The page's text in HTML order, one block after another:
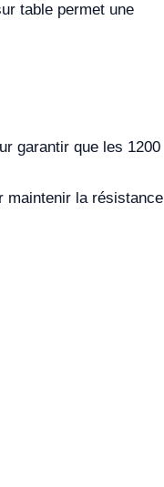
table permet une
garantir que les 1200
maintenir la résistance